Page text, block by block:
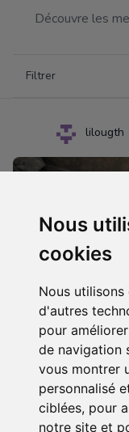
Nous
cookies
Nous
d'autres
pour
de navigation
vous montrer
personnalisé
ciblées, pour
notre site et
Découvre les
Filtrer
lilougth
150.00 €
Nintendo switch
Ajouter au lot